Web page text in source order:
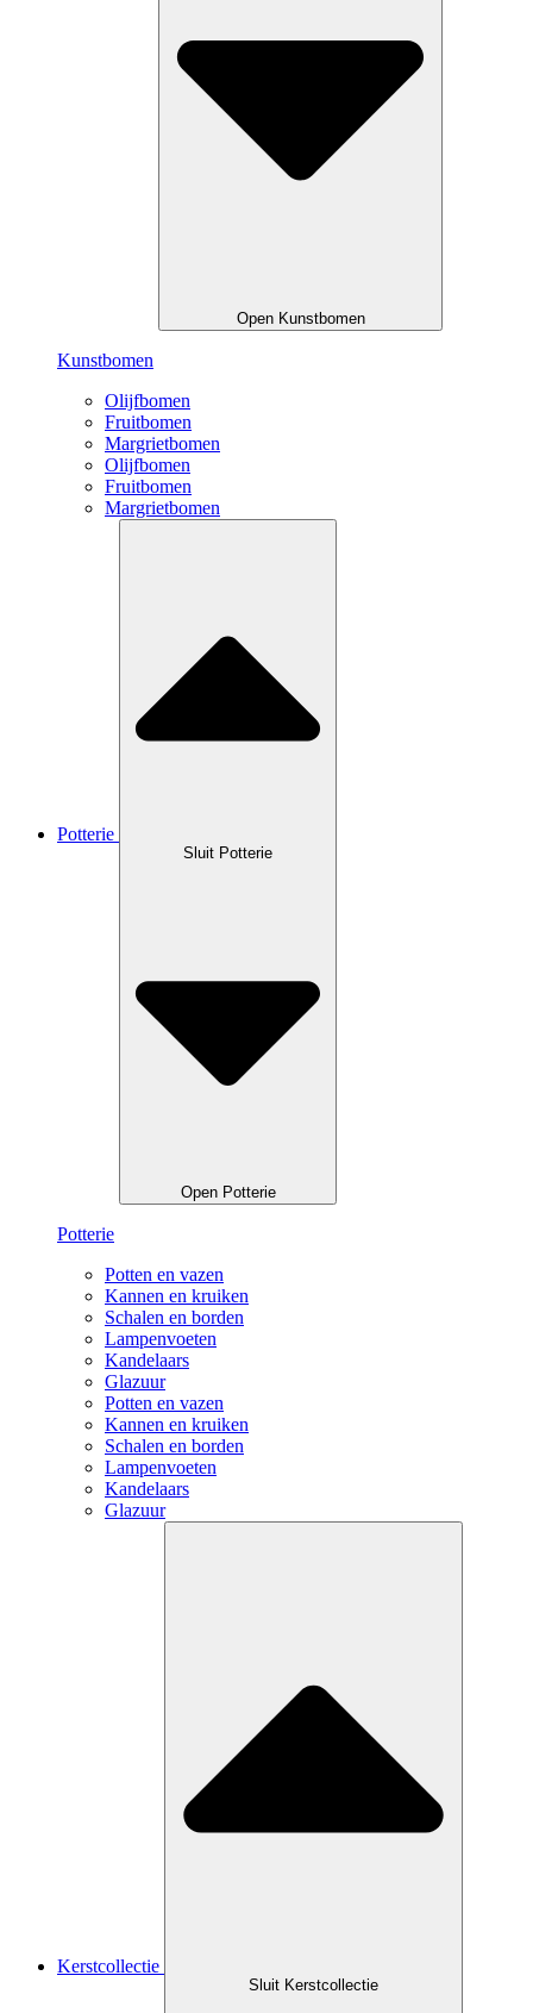
Open Kunstbomen
Kunstbomen
Olijfbomen
Fruitbomen
Margrietbomen
Olijfbomen
Fruitbomen
Margrietbomen
Potterie
Sluit Potterie
Open Potterie
Potterie
Potten en vazen
Kannen en kruiken
Schalen en borden
Lampenvoeten
Kandelaars
Glazuur
Potten en vazen
Kannen en kruiken
Schalen en borden
Lampenvoeten
Kandelaars
Glazuur
Kerstcollectie
Sluit Kerstcollectie